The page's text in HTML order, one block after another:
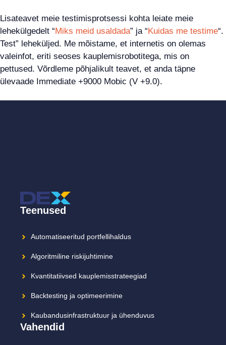
Lisateavet meie testimisprotsessi kohta leiate meie
lehekülgedelt “Miks meid usaldada” ja “Kuidas me testime“.
Test” leheküljed. Me mõistame, et internetis on olemas
valeinfot, eriti seoses kauplemisrobotitega, mis on
pettused. Võrdleme põhjalikult teavet, et anda täpne
ülevaade Immediate +9000 Mobic (V +9.0).
Teenused
Automatiseeritud portfellihaldus
Algoritmiline riskijuhtimine
Kvantitatiivsed kauplemisstrateegiad
Backtesting ja optimeerimine
Kaubandusinfrastruktuur ja ühenduvus
Vahendid